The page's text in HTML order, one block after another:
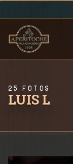
LUIS L
25 FOTOS